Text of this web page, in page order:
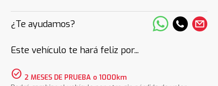
¿Te ayudamos?
Este vehículo te hará feliz por...
check_circle 2 MESES DE PRUEBA o 1000km